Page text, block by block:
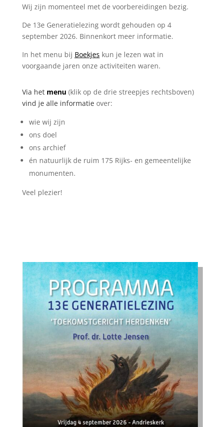
Wij zijn momenteel met de voorbereidingen bezig.
De 13e Generatielezing wordt gehouden op 4
september 2026. Binnenkort meer informatie.
In het menu bij Boekjes kun je lezen wat in
voorgaande jaren onze activiteiten waren.
Via het menu (klik op de drie streepjes rechtsboven)
vind je alle informatieover:
wie wij zijn
ons doel
ons archief
én natuurlijk de ruim 175 Rijks- en gemeentelijke
monumenten.
Veel plezier!